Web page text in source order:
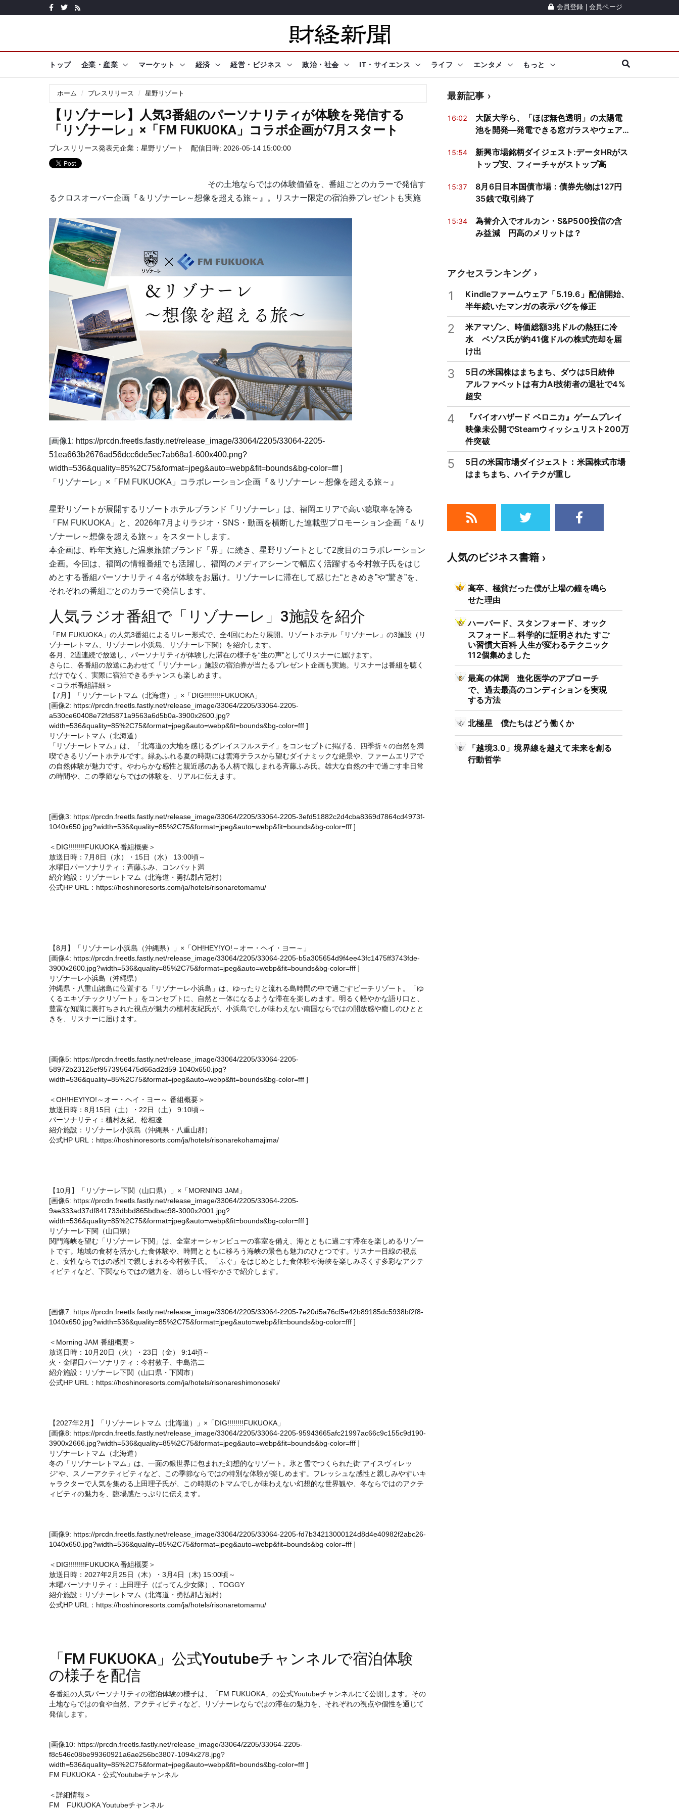
会員登録 会員ページ
トップ 企業・産業 マーケット 経済 経営・ビジネス 政治・社会 IT・サイエンス ライフ エンタメ もっと
ホーム プレスリリース 星野リゾート
【リゾナーレ】人気3番組のパーソナリティが体験を発信する
「リゾナーレ」×「FM FUKUOKA」コラボ企画が7月スタート
プレスリリース発表元企業： 星野リゾート 配信日時: 2026-05-14 15:00:00
その土地ならではの体験価値を、番組ごとのカラーで発信す
るクロスオーバー企画『＆リゾナーレ～想像を超える旅～』。リスナー限定の宿泊券プレゼントも実施
[画像1: https://prcdn.freetls.fastly.net/release_image/33064/2205/33064-2205-
51ea663b2676ad56dcc6de5ec7ab68a1-600x400.png?
width=536&quality=85%2C75&format=jpeg&auto=webp&fit=bounds&bg-color=fff]
「リゾナーレ」×「FM FUKUOKA」コラボレーション企画『＆リゾナーレ～想像を超える旅～』
星野リゾートが展開するリゾートホテルブランド「リゾナーレ」は、福岡エリアで高い聴取率を誇る
「FM FUKUOKA」と、2026年7月よりラジオ・SNS・動画を横断した連載型プロモーション企画『＆リ
ゾナーレ～想像を超える旅～』をスタートします。
本企画は、昨年実施した温泉旅館ブランド「界」に続き、星野リゾートとして2度目のコラボレーション
企画。今回は、福岡の情報番組でも活躍し、福岡のメディアシーンで幅広く活躍する今村敦子氏をはじ
めとする番組パーソナリティ４名が体験をお届け。リゾナーレに滞在して感じた“ときめき”や“驚き”を、
それぞれの番組ごとのカラーで発信します。
人気ラジオ番組で「リゾナーレ」3施設を紹介
「FM FUKUOKA」の人気3番組によるリレー形式で、全4回にわたり展開。リゾートホテル「リゾナーレ」の3施設（リ
ゾナーレトマム、リゾナーレ小浜島、リゾナーレ下関）を紹介します。
各月、2週連続で放送し、パーソナリティが体験した滞在の様子を“生の声”としてリスナーに届けます。
さらに、各番組の放送にあわせて「リゾナーレ」施設の宿泊券が当たるプレゼント企画も実施。リスナーは番組を聴く
だけでなく、実際に宿泊できるチャンスも楽しめます。
＜コラボ番組詳細＞
【7月】「リゾナーレトマム（北海道）」×「DIG!!!!!!!!FUKUOKA」
[画像2: https://prcdn.freetls.fastly.net/release_image/33064/2205/33064-2205-
a530ce60408e72fd5871a9563a6d5b0a-3900x2600.jpg?
width=536&quality=85%2C75&format=jpeg&auto=webp&fit=bounds&bg-color=fff ]
リゾナーレトマム（北海道）
「リゾナーレトマム」は、「北海道の大地を感じるグレイスフルステイ」をコンセプトに掲げる、四季折々の自然を満
喫できるリゾートホテルです。緑あふれる夏の時期には雲海テラスから望むダイナミックな絶景や、ファームエリアで
の自然体験が魅力です。やわらかな感性と親近感のある人柄で親しまれる斉藤ふみ氏。雄大な自然の中で過ごす非日常
の時間や、この季節ならではの体験を、リアルに伝えます。
[画像3: https://prcdn.freetls.fastly.net/release_image/33064/2205/33064-2205-3efd51882c2d4cba8369d7864cd4973f-
1040x650.jpg?width=536&quality=85%2C75&format=jpeg&auto=webp&fit=bounds&bg-color=fff ]
＜ DIG!!!!!!!!FUKUOKA番組概要＞
放送日時：7月8日（水）・15日（水） 13:00頃～
水曜日パーソナリティ：斉藤ふみ、コンバット満
紹介施設：リゾナーレトマム（北海道・勇払郡占冠村）
公式HP URL： https://hoshinoresorts.com/ja/hotels/risonaretomamu/
【8月】「リゾナーレ小浜島（沖縄県）」×「OH!HEY!YO!～オー・ヘイ・ヨー～」
[画像4: https://prcdn.freetls.fastly.net/release_image/33064/2205/33064-2205-b5a305654d9f4ee43fc1475ff3743fde-
3900x2600.jpg?width=536&quality=85%2C75&format=jpeg&auto=webp&fit=bounds&bg-color=fff ]
リゾナーレ小浜島（沖縄県）
沖縄県・八重山諸島に位置する「リゾナーレ小浜島」は、ゆったりと流れる島時間の中で過ごすビーチリゾート。「ゆ
くるエキゾチックリゾート」をコンセプトに、自然と一体になるような滞在を楽しめます。明るく軽やかな語り口と、
豊富な知識に裏打ちされた視点が魅力の植村友紀氏が、小浜島でしか味わえない南国ならではの開放感や癒しのひとと
きを、リスナーに届けます。
[画像5: https://prcdn.freetls.fastly.net/release_image/33064/2205/33064-2205-
58972b23125ef9573956475d66ad2d59-1040x650.jpg?
width=536&quality=85%2C75&format=jpeg&auto=webp&fit=bounds&bg-color=fff ]
＜OH!HEY!YO!～オー・ヘイ・ヨー～ 番組概要＞
放送日時：8月15日（土）・22日（土） 9:10頃～
パーソナリティ：植村友紀、松相遼
紹介施設：リゾナーレ小浜島（沖縄県・八重山郡）
公式HP URL： https://hoshinoresorts.com/ja/hotels/risonarekohamajima/
【10月】「リゾナーレ下関（山口県）」×「MORNING JAM」
[画像6: https://prcdn.freetls.fastly.net/release_image/33064/2205/33064-2205-
9ae333ad37df841733dbbd865bdbac98-3000x2001.jpg?
width=536&quality=85%2C75&format=jpeg&auto=webp&fit=bounds&bg-color=fff ]
リゾナーレ下関（山口県）
関門海峡を望む「リゾナーレ下関」は、全室オーシャンビューの客室を備え、海とともに過ごす滞在を楽しめるリゾー
トです。地域の食材を活かした食体験や、時間とともに移ろう海峡の景色も魅力のひとつです。リスナー目線の視点
と、女性ならではの感性で親しまれる今村敦子氏。「ふぐ」をはじめとした食体験や海峡を楽しみ尽くす多彩なアクテ
ィビティなど、下関ならではの魅力を、朝らしい軽やかさで紹介します。
[画像7: https://prcdn.freetls.fastly.net/release_image/33064/2205/33064-2205-7e20d5a76cf5e42b89185dc5938bf2f8-
1040x650.jpg?width=536&quality=85%2C75&format=jpeg&auto=webp&fit=bounds&bg-color=fff ]
＜ Morning JAM 番組概要＞
放送日時：10月20日（火）・23日（金） 9:14頃～
火・金曜日パーソナリティ：今村敦子、中島浩二
紹介施設：リゾナーレ下関（山口県・下関市）
公式HP URL： https://hoshinoresorts.com/ja/hotels/risonareshimonoseki/
【2027年2月】「リゾナーレトマム（北海道）」×「DIG!!!!!!!!FUKUOKA」
[画像8: https://prcdn.freetls.fastly.net/release_image/33064/2205/33064-2205-95943665afc21997ac66c9c155c9d190-
3900x2666.jpg?width=536&quality=85%2C75&format=jpeg&auto=webp&fit=bounds&bg-color=fff ]
リゾナーレトマム（北海道）
冬の「リゾナーレトマム」は、一面の銀世界に包まれた幻想的なリゾート。氷と雪でつくられた街”アイスヴィレッ
ジ“や、スノーアクティビティなど、この季節ならではの特別な体験が楽しめます。フレッシュな感性と親しみやすいキ
ャラクターで人気を集める上田理子氏が、この時期のトマムでしか味わえない幻想的な世界観や、冬ならではのアクテ
ィビティの魅力を、臨場感たっぷりに伝えます。
[画像9: https://prcdn.freetls.fastly.net/release_image/33064/2205/33064-2205-fd7b34213000124d8d4e40982f2abc26-
1040x650.jpg?width=536&quality=85%2C75&format=jpeg&auto=webp&fit=bounds&bg-color=fff ]
＜ DIG!!!!!!!!FUKUOKA番組概要＞
放送日時：2027年2月25日（木）・3月4日（木) 15:00頃～
木曜パーソナリティ：上田理子（ばってん少女隊）、TOGGY
紹介施設：リゾナーレトマム（北海道・勇払郡占冠村）
公式HP URL： https://hoshinoresorts.com/ja/hotels/risonaretomamu/
「FM FUKUOKA」公式Youtubeチャンネルで宿泊体験
の様子を配信
各番組の人気パーソナリティの宿泊体験の様子は、「FM FUKUOKA」の公式Youtubeチャンネルにて公開します。その
土地ならではの食や自然、アクティビティなど、リゾナーレならではの滞在の魅力を、それぞれの視点や個性を通じて
発信します。
[画像10: https://prcdn.freetls.fastly.net/release_image/33064/2205/33064-2205-
f8c546c08be99360921a6ae256bc3807-1094x278.jpg?
width=536&quality=85%2C75&format=jpeg&auto=webp&fit=bounds&bg-color=fff ]
FM FUKUOKA・公式Youtubeチャンネル
＜詳細情報＞
FM FUKUOKA Youtubeチャンネル
最新記事
16:02
大阪大学ら、「ほぼ無色透明」の太陽電
池を開発―発電できる窓ガラスやウェア
15:54
新興市場銘柄ダイジェスト:データHRがス
トップ安、フィーチャがストップ高
15:37
8月6日日本国債市場：債券先物は127円
35銭で取引終了
15:34
為替介入でオルカン・S&P500投信の含
み益減 円高のメリットは？
アクセスランキング
1
Kindleファームウェア「5.19.6」配信開始、
半年続いたマンガの表示バグを修正
2
米アマゾン、時価総額3兆ドルの熱狂に冷
水 ベゾス氏が約41億ドルの株式売却を届
け出
3
5日の米国株はまちまち、ダウは5日続伸
アルファベットは有力AI技術者の退社で4%
超安
4
『バイオハザード ベロニカ』ゲームプレイ
映像未公開でSteamウィッシュリスト200万
件突破
5
5日の米国市場ダイジェスト：米国株式市場
はまちまち、ハイテクが重し
人気のビジネス書籍
高卒、極貧だった僕が上場の鐘を鳴ら
せた理由
ハーバード、スタンフォード、オック
スフォード… 科学的に証明された すご
い習慣大百科 人生が変わるテクニック
112個集めました
最高の体調 進化医学のアプローチ
で、過去最高のコンディションを実現
する方法
北極星 僕たちはどう働くか
「越境3.0」境界線を越えて未来を創る
行動哲学